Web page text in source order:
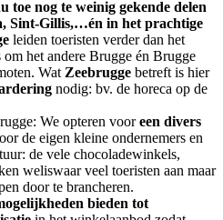
toe nog te weinig gekende delen
Sint-Gillis,…én in het prachtige
leiden toeristen verder dan het
het andere Brugge én Brugge
WatZeebrugge betreft is hier
nodig: bv. de horeca op de
We opteren vooreen divers
de eigen kleine ondernemers en
de vele chocoladewinkels,
weliswaar veel toeristen aan maar
door te brancheren.
bieden tot